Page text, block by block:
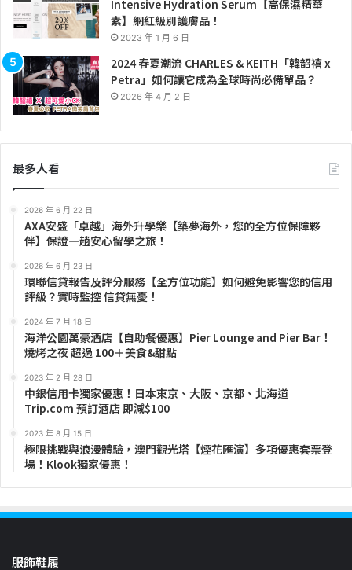
Intensive Hydration Serum【高保濕精華
素】網紅級別護膚品！
2023 年 1 月 6 日
2024 春夏潮流 CHARLES & KEITH「韓韶禧 x
Petra」如何讓它成為全球時尚必備單品？
2026 年 4 月 2 日
最多人看
2026 年 6 月 22 日
AXA安盛「卓越」海外升學樂【築夢海外，您的全方位保障夥
伴】保證一趟安心留學之旅！
2026 年 6 月 23 日
環聯信貸報告及評分服務【全方位功能】如何避免影響您的信用
評級？實時監控 信貸無憂！
2024 年 7 月 18 日
海洋公園萬豪酒店【自助餐優惠】Pier Lounge and Pier Bar！
燒烤之夜 超過 100＋美食&甜點
2023 年 2 月 28 日
中銀信用卡獨家優惠！日本東京、大阪、京都、北海道
Trip.com 預訂酒店 即減$100
2023 年 8 月 15 日
極限挑戰與浪漫體驗，澳門觀光塔【煙花匯演】多項優惠套票登
場！Klook獨家優惠！
服飾鞋履